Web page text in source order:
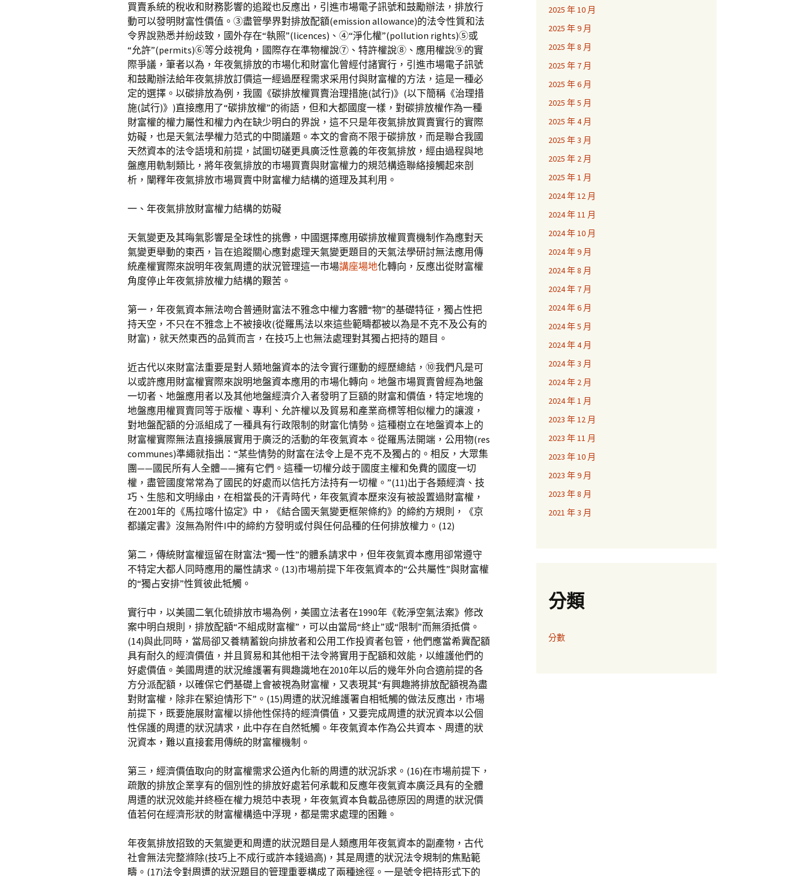
買賣系統的稅收和財務影響的追蹤也反應出，引進市場電子訊號和鼓勵辦法，排放行
動可以發明財富性價值。③盡管學界對排放配額(emission allowance)的法令性質和法
令界說熟悉并紛歧致，國外存在“執照”(licences)、④“淨化權”(pollution rights)⑤或
“允許”(permits)⑥等分歧視角，國際存在準物權說⑦、特許權說⑧、應用權說⑨的實
際爭議，筆者以為，年夜氣排放的市場化和財富化曾經付諸實行，引進市場電子訊號
和鼓勵辦法給年夜氣排放訂價這一經過歷程需求采用付與財富權的方法，這是一種必
定的選擇。以碳排放為例，我國《碳排放權買賣治理措施(試行)》(以下簡稱《治理措
施(試行)》)直接應用了“碳排放權”的術語，但和大都國度一樣，對碳排放權作為一種
財富權的權力屬性和權力內在缺少明白的界說，這不只是年夜氣排放買賣實行的實際
妨礙，也是天氣法學權力范式的中間議題。本文的會商不限于碳排放，而是聯合我國
天然資本的法令語境和前提，試圖切磋更具廣泛性意義的年夜氣排放，經由過程與地
盤應用軌制類比，將年夜氣排放的市場買賣與財富權力的規范構造聯絡接觸起來剖
析，闡釋年夜氣排放市場買賣中財富權力結構的道理及其利用。
一、年夜氣排放財富權力結構的妨礙
天氣變更及其晦氣影響是全球性的挑釁，中國選擇應用碳排放權買賣機制作為應對天
氣變更舉動的東西，旨在追蹤關心應對處理天氣變更題目的天氣法學研討無法應用傳
統產權實際來說明年夜氣周遭的狀況管理這一市場講座場地化轉向，反應出從財富權
角度停止年夜氣排放權力結構的艱苦。
第一，年夜氣資本無法吻合普通財富法不雅念中權力客體“物”的基礎特征，獨占性把
持天空，不只在不雅念上不被接收(從羅馬法以來這些範疇都被以為是不克不及公有的
財富)，就天然東西的品質而言，在技巧上也無法處理對其獨占把持的題目。
近古代以來財富法重要是對人類地盤資本的法令實行運動的經歷總結，⑩我們凡是可
以或許應用財富權實際來說明地盤資本應用的市場化轉向。地盤市場買賣曾經為地盤
一切者、地盤應用者以及其他地盤經濟介入者發明了巨額的財富和價值，特定地塊的
地盤應用權買賣同等于版權、專利、允許權以及貿易和產業商標等相似權力的讓渡，
對地盤配額的分派組成了一種具有行政限制的財富化情勢。這種樹立在地盤資本上的
財富權實際無法直接擴展實用于廣泛的活動的年夜氣資本。從羅馬法開端，公用物(res
communes)準繩就指出：“某些情勢的財富在法令上是不克不及獨占的。相反，大眾集
團——國民所有人全體——擁有它們。這種一切權分歧于國度主權和免費的國度一切
權，盡管國度常常為了國民的好處而以信托方法持有一切權。”(11)出于各類經濟、技
巧、生態和文明緣由，在相當長的汗青時代，年夜氣資本歷來沒有被設置過財富權，
在2001年的《馬拉喀什協定》中，《結合國天氣變更框架條約》的締約方規則，《京
都議定書》沒無為附件I中的締約方發明或付與任何品種的任何排放權力。(12)
第二，傳統財富權逗留在財富法“獨一性”的體系請求中，但年夜氣資本應用卻常遵守
不特定大都人同時應用的屬性請求。(13)市場前提下年夜氣資本的“公共屬性”與財富權
的“獨占安排”性質彼此牴觸。
實行中，以美國二氧化硫排放市場為例，美國立法者在1990年《乾淨空氣法案》修改
案中明白規則，排放配額“不組成財富權”，可以由當局“終止”或“限制”而無須抵償。
(14)與此同時，當局卻又養精蓄銳向排放者和公用工作投資者包管，他們應當希冀配額
具有耐久的經濟價值，并且貿易和其他相干法令將實用于配額和效能，以維護他們的
好處價值。美國周遭的狀況維護署有興趣識地在2010年以后的幾年外向合適前提的各
方分派配額，以確保它們基礎上會被視為財富權，又表現其“有興趣將排放配額視為盡
對財富權，除非在緊迫情形下”。(15)周遭的狀況維護署自相牴觸的做法反應出，市場
前提下，既要施展財富權以排他性保持的經濟價值，又要完成周遭的狀況資本以公個
性保護的周遭的狀況請求，此中存在自然牴觸。年夜氣資本作為公共資本、周遭的狀
況資本，難以直接套用傳統的財富權機制。
第三，經濟價值取向的財富權需求公道內化新的周遭的狀況訴求。(16)在市場前提下，
疏散的排放企業享有的個別性的排放好處若何承載和反應年夜氣資本廣泛具有的全體
周遭的狀況效能并終極在權力規范中表現，年夜氣資本負載品德原因的周遭的狀況價
值若何在經濟形狀的財富權構造中浮現，都是需求處理的困難。
年夜氣排放招致的天氣變更和周遭的狀況題目是人類應用年夜氣資本的副產物，古代
社會無法完整滌除(技巧上不成行或許本錢過高)，其是周遭的狀況法令規制的焦點範
疇。(17)法令對周遭的狀況題目的管理重要構成了兩種途徑。一是號令把持形式下的
2025 年 10 月
2025 年 9 月
2025 年 8 月
2025 年 7 月
2025 年 6 月
2025 年 5 月
2025 年 4 月
2025 年 3 月
2025 年 2 月
2025 年 1 月
2024 年 12 月
2024 年 11 月
2024 年 10 月
2024 年 9 月
2024 年 8 月
2024 年 7 月
2024 年 6 月
2024 年 5 月
2024 年 4 月
2024 年 3 月
2024 年 2 月
2024 年 1 月
2023 年 12 月
2023 年 11 月
2023 年 10 月
2023 年 9 月
2023 年 8 月
2021 年 3 月
分類
分數